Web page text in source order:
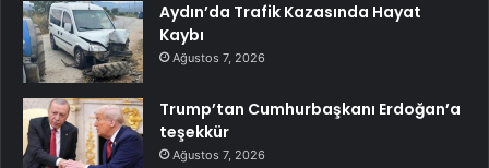
Aydın’da Trafik Kazasında Hayat
Kaybı
Ağustos 7, 2026
Trump’tan Cumhurbaşkanı Erdoğan’a
teşekkür
Ağustos 7, 2026